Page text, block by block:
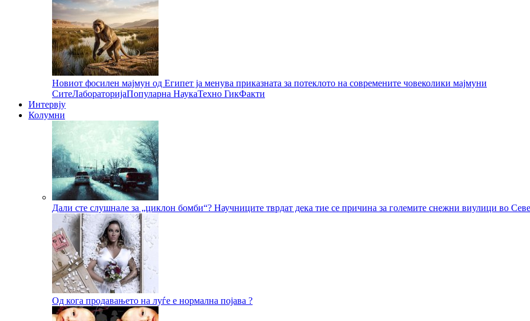
Новиот фосилен мајмун од Египет ја менува приказната за потеклото на современите човеколики мајмуни
СитеЛабораторијаПопуларна НаукаТехно ГикФакти
Интервју
Колумни
Дали сте слушнале за „циклон бомби“? Научниците тврдат дека тие се причина за големите снежни виулици во
Од кога продавањето на луѓе е нормална појава ?